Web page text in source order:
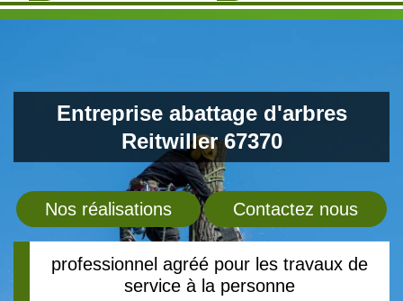
Entreprise abattage d'arbres
Reitwiller 67370
Nos réalisations Contactez nous
professionnel agréé pour les travaux de
service à la personne